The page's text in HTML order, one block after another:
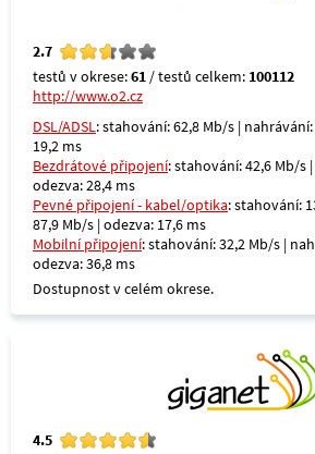
2.7
testů v okrese:61 / testů celkem: 100112
http://www.o2.cz
DSL/ADSL: stahování: 62,8 Mb/s |
19,2 ms
Bezdrátové připojení: stahování: 42,6 Mb/s
odezva: 28,4 ms
Pevné připojení - kabel/optika: stahování:
87,9 Mb/s | odezva: 17,6 ms
Mobilní připojení: stahování: 32,2 Mb/s |
odezva: 36,8 ms
Dostupnost v celém okrese.
4.5